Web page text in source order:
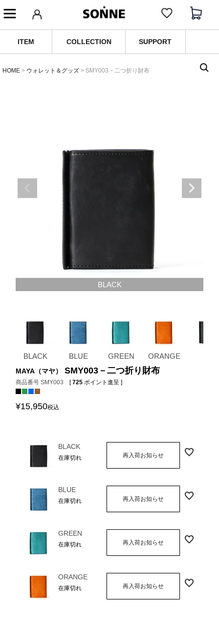
ITEM COLLECTION SUPPORT
HOME ウォレット＆グッズ SMY003－二つ折り財布
BLACK
BLACK BLUE GREEN ORANGE
MAYA（マヤ） SMY003－二つ折り財布
商品番号 SMY003 [ 725 ポイント進呈 ]
¥15,950税込
BLACK
在庫切れ 再入荷お知らせ
BLUE
在庫切れ 再入荷お知らせ
GREEN
在庫切れ 再入荷お知らせ
ORANGE
在庫切れ 再入荷お知らせ